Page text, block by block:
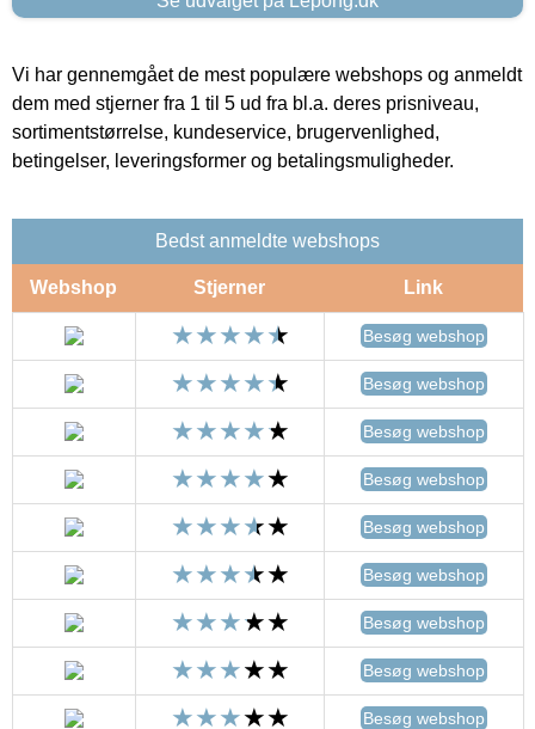
Vi har gennemgået de mest populære webshops og anmeldt
dem med stjerner fra 1 til 5 ud fra bl.a. deres prisniveau,
sortimentstørrelse, kundeservice, brugervenlighed,
betingelser, leveringsformer og betalingsmuligheder.
Bedst anmeldte webshops
Webshop Stjerner Link
Besøg webshop
Besøg webshop
Besøg webshop
Besøg webshop
Besøg webshop
Besøg webshop
Besøg webshop
Besøg webshop
Besøg webshop